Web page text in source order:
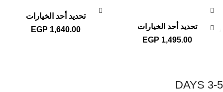
تحديد أحد الخيارات
EGP 1,495.00
تحديد أحد الخيارات
EGP 1,640.00
3-5 DAYS